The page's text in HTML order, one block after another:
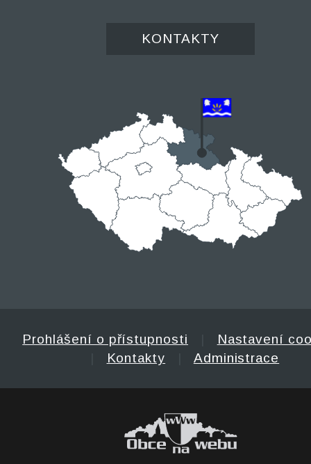
KONTAKTY
Prohlášení o přístupnosti
Nastavení
Kontakty Administrace